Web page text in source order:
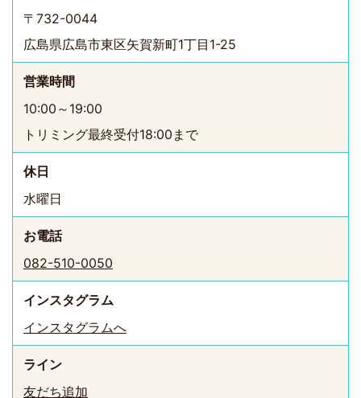
〒732-0044
広島県広島市東区矢賀新町1丁目1-25
営業時間
10:00～19:00
トリミング最終受付18:00まで
休日
水曜日
お電話
082-510-0050
インスタグラム
インスタグラムへ
ライン
友だち追加